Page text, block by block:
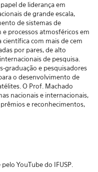
de liderança em
de grande escala,
de sistemas de
processos atmosféricos em
com mais de cem
por pares, de alto
de pesquisa.
graduação e pesquisadores
o desenvolvimento de
O Prof. Machado
nacionais e internacionais,
e reconhecimentos,
pelo YouTube do IFUSP.